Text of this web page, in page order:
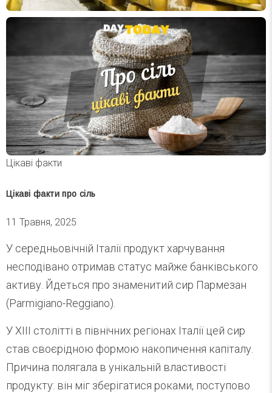
Цікаві факти
Цікаві факти про сіль
11 Травня, 2025
У середньовічній Італії продукт харчування
несподівано отримав статус майже банківського
активу. Йдеться про знаменитий сир Пармезан
(Parmigiano-Reggiano).
У XIII столітті в північних регіонах Італії цей сир
став своєрідною формою накопичення капіталу.
Причина полягала в унікальній властивості
продукту: він міг зберігатися роками, поступово